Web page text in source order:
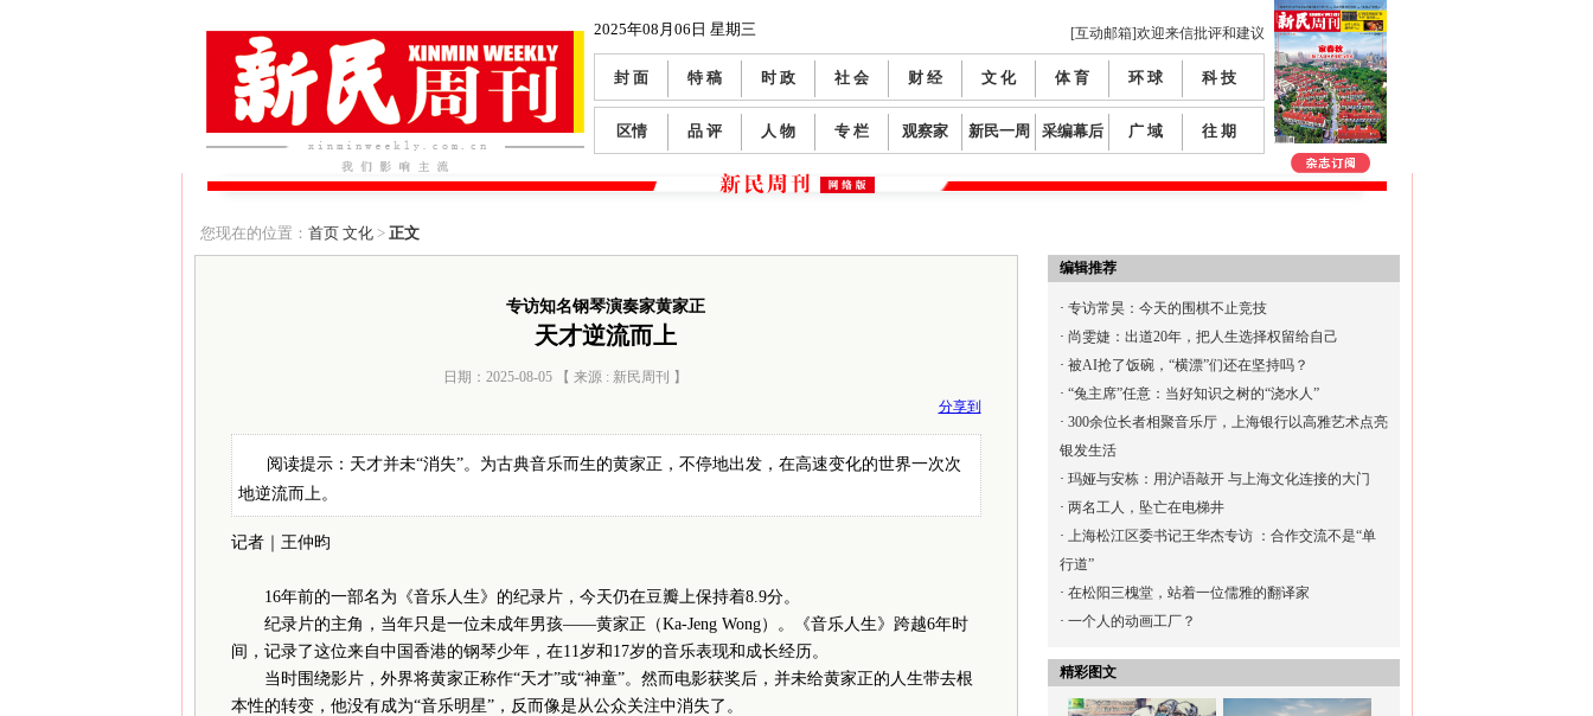
2025年08月06日 星期三 [互动邮箱]欢迎来信批评和建议
封 面 特 稿 时 政 社 会 财 经 文 化 体 育 环 球 科 技
区情 品 评 人 物 专 栏 观察家 新民一周 采编幕后 广 域 往 期
您现在的位置： 首页 文化> 正文
专访知名钢琴演奏家黄家正
天才逆流而上
日期：2025-08-05 【 来源 : 新民周刊 】
分享到
阅读提示：天才并未“消失”。为古典音乐而生的黄家正，不停地出发，在高速变化的世界一次次
地逆流而上。
记者｜王仲昀
16年前的一部名为《音乐人生》的纪录片，今天仍在豆瓣上保持着8.9分。
纪录片的主角，当年只是一位未成年男孩——黄家正（Ka-Jeng Wong）。《音乐人生》跨越6年时
间，记录了这位来自中国香港的钢琴少年，在11岁和17岁的音乐表现和成长经历。
当时围绕影片，外界将黄家正称作“天才”或“神童”。然而电影获奖后，并未给黄家正的人生带去根
本性的转变，他没有成为“音乐明星”，反而像是从公众关注中消失了。
编辑推荐
· 专访常昊：今天的围棋不止竞技
· 尚雯婕：出道20年，把人生选择权留给自己
· 被AI抢了饭碗，“横漂”们还在坚持吗？
· “兔主席”任意：当好知识之树的“浇水人”
· 300余位长者相聚音乐厅，上海银行以高雅艺术点亮
银发生活
· 玛娅与安栋：用沪语敲开 与上海文化连接的大门
· 两名工人，坠亡在电梯井
· 上海松江区委书记王华杰专访 ：合作交流不是“单
行道”
· 在松阳三槐堂，站着一位儒雅的翻译家
· 一个人的动画工厂？
精彩图文